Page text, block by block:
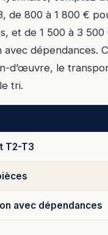
de 800 à 1 800 €
et de 1 500 à 3
avec dépendances.
d’œuvre, le
tri.
T2-T3
avec dépendances